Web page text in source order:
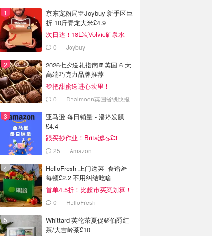
京东宠粉局🎊Joybuy 新手区巨
折 10斤青龙大米£4.9
次日达！18L装Volvic矿泉水
£110 Joybuy
2026七夕送礼指南🍫英国 6 大
高端巧克力品牌推荐
🩷把甜蜜送进心坎里！
0 Dealmoon英国省钱快报
亚马逊 每日销量 - 潘婷发膜
£4.4
跟买抄作业！Brita滤芯£3
25 Amazon
HelloFresh 上门送菜+食谱🌽
每顿£2.2 不用纠结吃啥
首单4.5折！比超市买菜划算！
0 HelloFresh
Whittard 英伦茶夏促🍃伯爵红
茶/大吉岭茶£10